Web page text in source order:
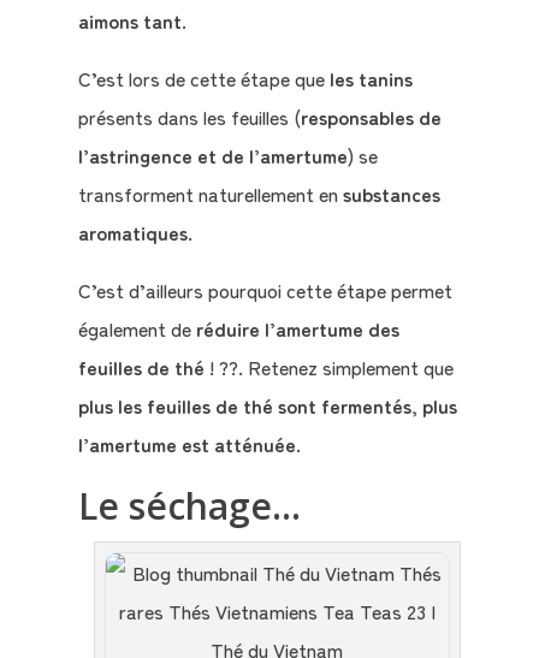
aimons tant.
C’est lors de cette étape que les tanins
présents dans les feuilles (responsables de
l’astringence et de l’amertume) se
transforment naturellement ensubstances
aromatiques.
C’est d’ailleurs pourquoi cette étape permet
également deréduire l’amertume des
feuilles de thé ! ??. Retenez simplement que
plus les feuilles de thé sont fermentés, plus
l’amertume est atténuée.
Le séchage…